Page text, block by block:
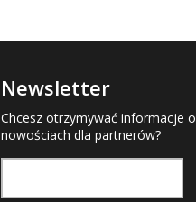
Newsletter
Chcesz otrzymywać informacje o
nowościach dla partnerów?